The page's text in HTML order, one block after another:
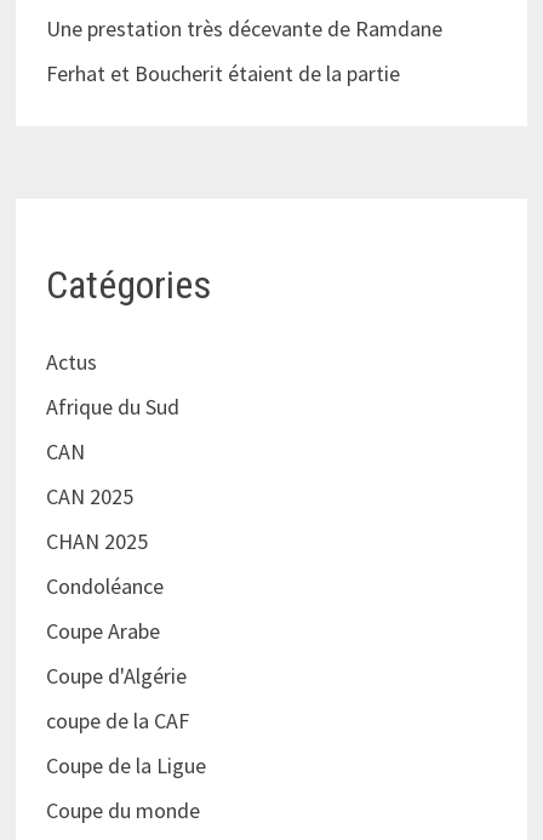
Une prestation très décevante de Ramdane
Ferhat et Boucherit étaient de la partie
Catégories
Actus
Afrique du Sud
CAN
CAN 2025
CHAN 2025
Condoléance
Coupe Arabe
Coupe d'Algérie
coupe de la CAF
Coupe de la Ligue
Coupe du monde